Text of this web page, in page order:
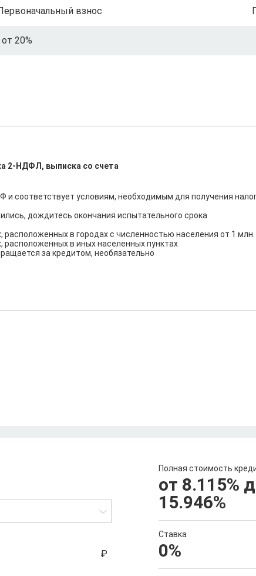
взнос
от 20%
2-НДФЛ, выписка со счета
соответствует условиям, необходимым для получения
дождитесь окончания испытательного срока
в городах с численностью населения от 1
расположенных в иных населенных пунктах
за кредитом, необязательно
Полная стоимость
от 8.115%
15.946%
Ставка
0%